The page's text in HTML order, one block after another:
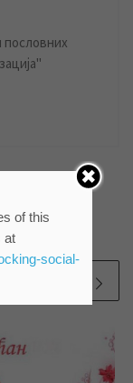
of this
at
social-